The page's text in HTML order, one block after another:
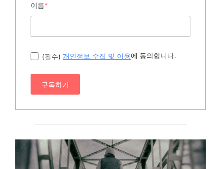
이름*
(필수) 개인정보 수집 및 이용에 동의합니다.
구독하기